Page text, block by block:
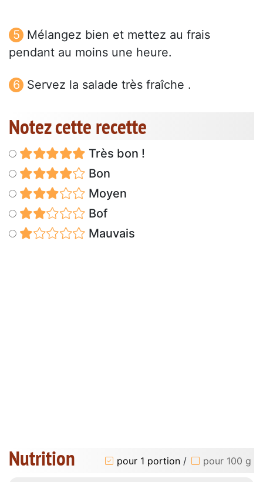
Mélangez bien et mettez au frais
pendant au moins une heure.
Servez la salade très fraîche .
Notez cette recette
Très bon !
Bon
Moyen
Bof
Mauvais
Nutrition pour 1 portion / pour 100 g